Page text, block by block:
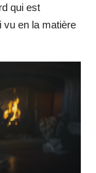
qui est
vu en la matière